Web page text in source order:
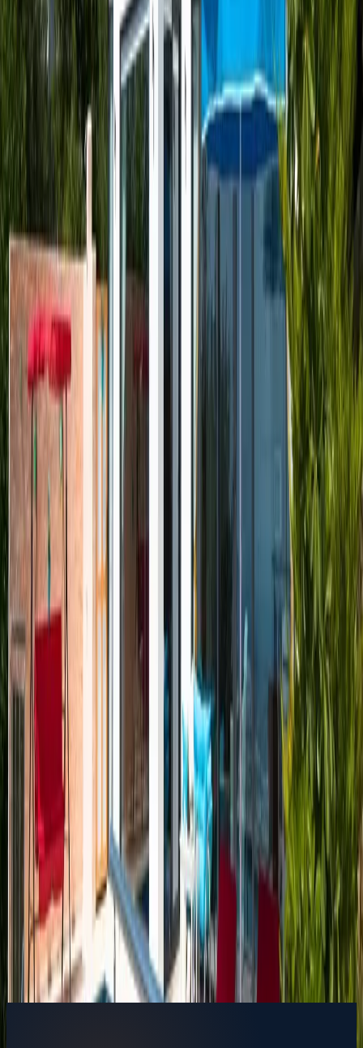
Yatak Odaları;
Yatak Odası:
1 adet çift kişilik yatak, klima, komodin, makyaj
masası, banyo ve kapalı havuz bulunmaktadır.
Villamızın havuz ısıtması isteğe bağlıdır ve 1 Haziran - 20
Eylül tarihleri arasında ekstra olarak rezervasyon süresince
açılmaktadır. 20 Eylül - 1 Haziran tarihleri arasında havuz ısıtma
ücreti fiyata dahildir.
NOT: EVCİL HAYVAN KABUL EDİLMEKTEDİR.
NOT: ELEKTRİK KESİNTİSİNE KARŞI JENERATÖR
BULUNMAKTADIR.
Başlangıç Fiyatı
gecelik en düşük fiyat
başlayan fiyatlarla
Resmi Belge
Kültür ve Turizm Bakanlığı
Belge No:07-756
Giriş - Çıkış Tarihi
Yetişkin
Minimum
Rezerve Et
Hızlı İletişim
+90(541) 844-3312
info@tatilvillasi.com.tr
Başlangıç Fiyatı
/geceden
Kültür ve Turizm Bakanlığı
Belge No:
07-756
Giriş - Çıkış Tarihi Tarih aralığı seçin
Yetişkin Sayısı
Çocuk Sayısı
Rezerve Et